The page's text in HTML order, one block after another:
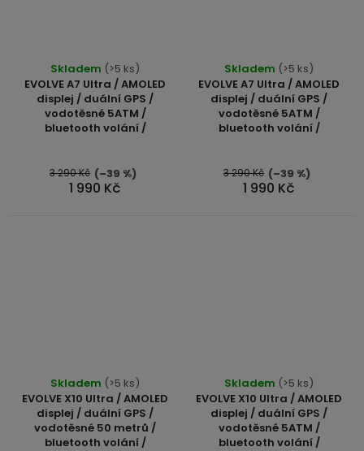
EVOLVE A7 Ultra / AMOLED
displej / duální GPS /
vodotěsné 5ATM /
bluetooth volání /
Skladem (>5 ks)
1 990 Kč
3 290 Kč (–39 %)
EVOLVE A7 Ultra / AMOLED
displej / duální GPS /
vodotěsné 5ATM /
bluetooth volání /
Skladem (>5 ks)
1 990 Kč
3 290 Kč (–39 %)
EVOLVE X10 Ultra / AMOLED
displej / duální GPS /
vodotěsné 50 metrů /
bluetooth volání /
Skladem (>5 ks)
EVOLVE X10 Ultra / AMOLED
displej / duální GPS /
vodotěsné 5ATM /
bluetooth volání /
Skladem (>5 ks)